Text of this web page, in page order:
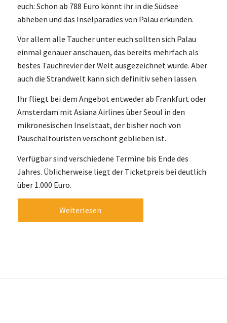
euch: Schon ab 788 Euro könnt ihr in die Südsee
abheben und das Inselparadies von Palau erkunden.
Vor allem alle Taucher unter euch sollten sich Palau
einmal genauer anschauen, das bereits mehrfach als
bestes Tauchrevier der Welt ausgezeichnet wurde. Aber
auch die Strandwelt kann sich definitiv sehen lassen.
Ihr fliegt bei dem Angebot entweder ab Frankfurt oder
Amsterdam mit Asiana Airlines über Seoul in den
mikronesischen Inselstaat, der bisher noch von
Pauschaltouristen verschont geblieben ist.
Verfügbar sind verschiedene Termine bis Ende des
Jahres. Üblicherweise liegt der Ticketpreis bei deutlich
über 1.000 Euro.
Weiterlesen